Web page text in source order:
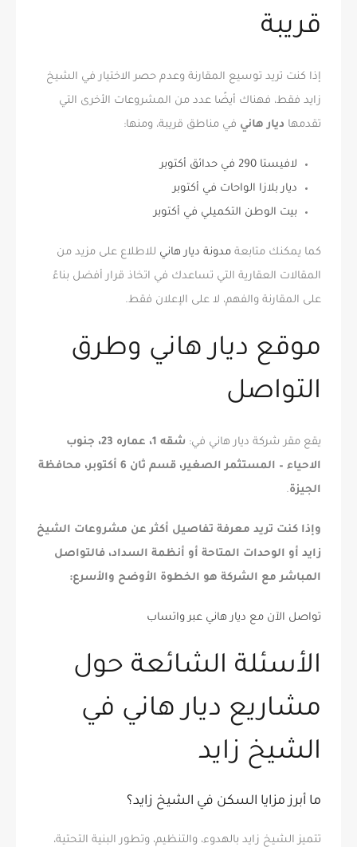
قريبة
إذا كنت تريد توسيع المقارنة وعدم حصر الاختيار في الشيخ
زايد فقط، فهناك أيضًا عدد من المشروعات الأخرى التي
تقدمها ديار هاني في مناطق قريبة، ومنها:
لافيستا 290 في حدائق أكتوبر
ديار بلازا الواحات في أكتوبر
بيت الوطن التكميلي في أكتوبر
كما يمكنك متابعة مدونة ديار هاني للاطلاع على مزيد من
المقالات العقارية التي تساعدك في اتخاذ قرار أفضل بناءً
على المقارنة والفهم، لا على الإعلان فقط.
موقع ديار هاني وطرق
التواصل
يقع مقر شركة ديار هاني في:
شقه 1، عماره 23، جنوب
الاحياء – المستثمر الصغير، قسم ثان 6 أكتوبر، محافظة
الجيزة.
وإذا كنت تريد معرفة تفاصيل أكثر عن مشروعات الشيخ
زايد أو الوحدات المتاحة أو أنظمة السداد، فالتواصل
المباشر مع الشركة هو الخطوة الأوضح والأسرع:
تواصل الآن مع ديار هاني عبر واتساب
الأسئلة الشائعة حول
مشاريع ديار هاني في
الشيخ زايد
ما أبرز مزايا السكن في الشيخ زايد؟
تتميز الشيخ زايد بالهدوء، والتنظيم، وتطور البنية التحتية،